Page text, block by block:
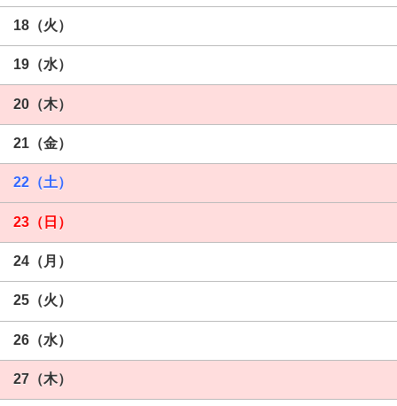
18（火）
19（水）
20（木）
21（金）
22（土）
23（日）
24（月）
25（火）
26（水）
27（木）